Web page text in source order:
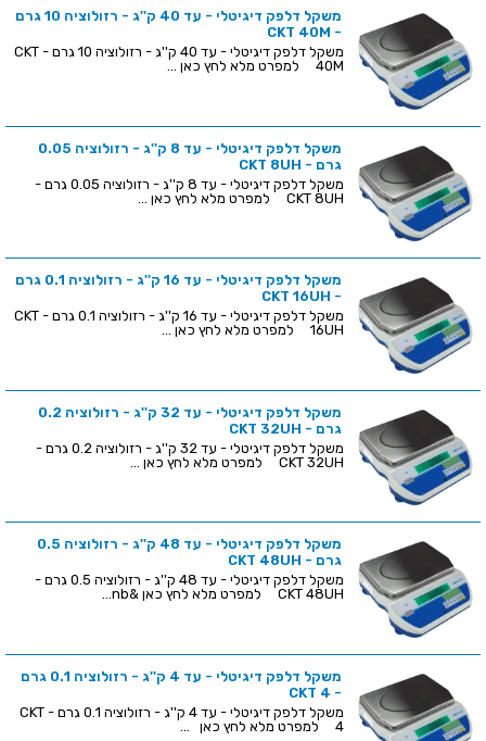
משקל דלפק דיגיטלי - עד 40 ק''ג - רזולוציה 10 גרם
- CKT 40M
משקל דלפק דיגיטלי - עד 40 ק''ג - רזולוציה 10 גרם - CKT
40M למפרט מלא לחץ כאן ...
משקל דלפק דיגיטלי - עד 8 ק''ג - רזולוציה 0.05
גרם - CKT 8UH
משקל דלפק דיגיטלי - עד 8 ק''ג - רזולוציה 0.05 גרם -
CKT 8UH למפרט מלא לחץ כאן ...
משקל דלפק דיגיטלי - עד 16 ק''ג - רזולוציה 0.1 גרם
- CKT 16UH
משקל דלפק דיגיטלי - עד 16 ק''ג - רזולוציה 0.1 גרם - CKT
16UH למפרט מלא לחץ כאן ...
משקל דלפק דיגיטלי - עד 32 ק''ג - רזולוציה 0.2
גרם - CKT 32UH
משקל דלפק דיגיטלי - עד 32 ק''ג - רזולוציה 0.2 גרם -
CKT 32UH למפרט מלא לחץ כאן ...
משקל דלפק דיגיטלי - עד 48 ק''ג - רזולוציה 0.5
גרם - CKT 48UH
משקל דלפק דיגיטלי - עד 48 ק''ג - רזולוציה 0.5 גרם -
CKT 48UH למפרט מלא לחץ כאן &nb...
משקל דלפק דיגיטלי - עד 4 ק''ג - רזולוציה 0.1 גרם
- CKT 4
משקל דלפק דיגיטלי - עד 4 ק''ג - רזולוציה 0.1 גרם - CKT
4 למפרט מלא לחץ כאן ...